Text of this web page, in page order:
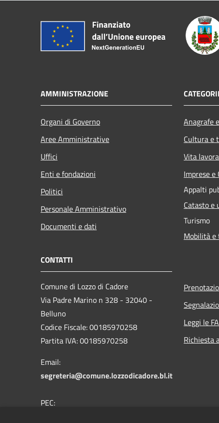
AMMINISTRAZIONE
Organi di Governo
Aree Amministrative
Uffici
Enti e fondazioni
Politici
Personale Amministrativo
Documenti e dati
Anagrafe
Cultura e
Vita
Imprese e
Appalti
Catasto e
Turismo
Mobilità
CONTATTI
Comune di Lozzo di Cadore
Via Padre Marino n 328 - 32040 -
Belluno
Codice Fiscale: 00185970258
Partita IVA: 00185970258
Email:
segreteria@comune.lozzodicadore.bl.it
PEC:
Leggi le
Richiesta